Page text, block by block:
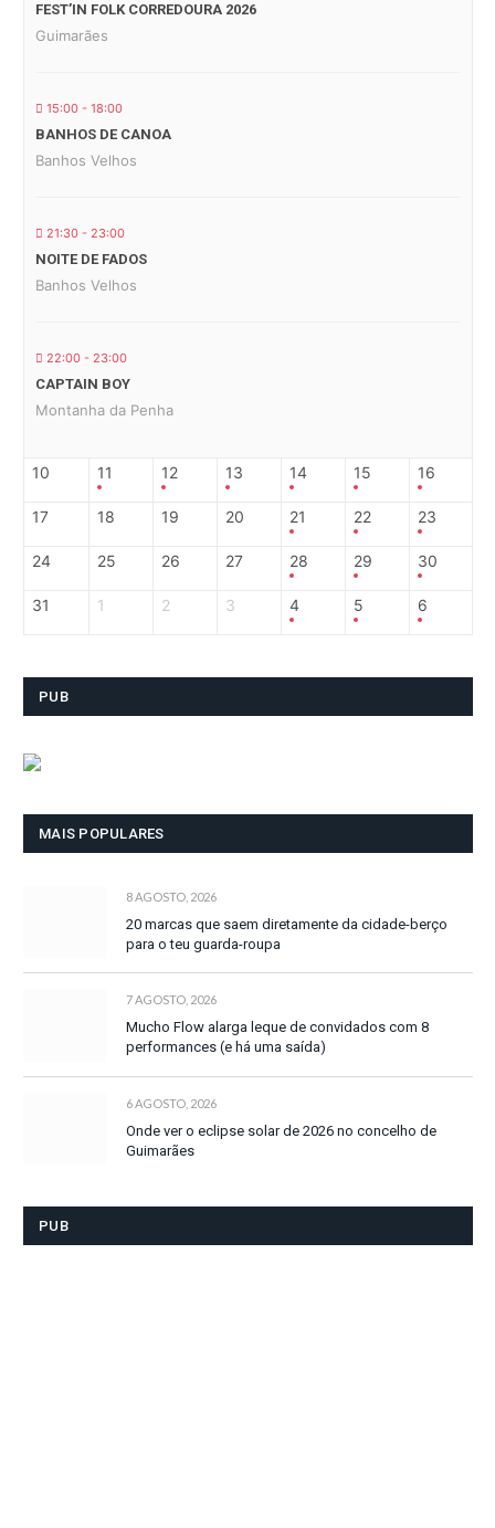
FEST’IN FOLK CORREDOURA 2026
Guimarães
15:00 - 18:00
BANHOS DE CANOA
Banhos Velhos
21:30 - 23:00
NOITE DE FADOS
Banhos Velhos
22:00 - 23:00
CAPTAIN BOY
Montanha da Penha
10 11 12 13 14 15 16
17 18 19 20 21 22 23
24 25 26 27 28 29 30
31 1 2 3 4 5 6
PUB
MAIS POPULARES
8 AGOSTO, 2026
20 marcas que saem diretamente da cidade-berço
para o teu guarda-roupa
7 AGOSTO, 2026
Mucho Flow alarga leque de convidados com 8
performances (e há uma saída)
6 AGOSTO, 2026
Onde ver o eclipse solar de 2026 no concelho de
Guimarães
PUB